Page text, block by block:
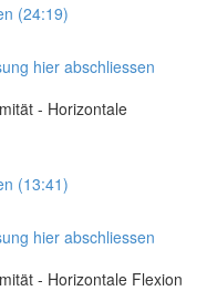
(24:19)
hier abschliessen
- Horizontale
(13:41)
hier abschliessen
- Horizontale Flexion